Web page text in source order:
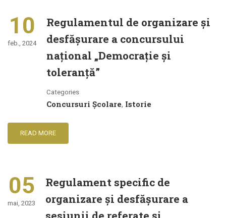
10
feb., 2024
Regulamentul de organizare şi
desfăşurare a concursului
naţional „Democraţie şi
toleranţă”
Categories
Concursuri Școlare, Istorie
READ MORE
05
mai, 2023
Regulament specific de
organizare şi desfăşurare a